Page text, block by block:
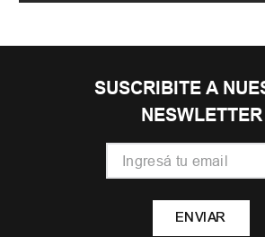
SUSCRIBITE A
NESWLETTER
ENVIAR